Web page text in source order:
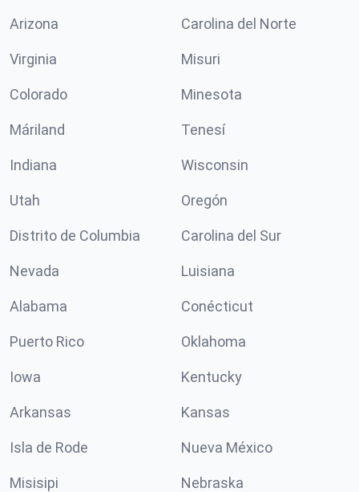
Arizona Carolina del Norte
Virginia Misuri
Colorado Minesota
Máriland Tenesí
Indiana Wisconsin
Utah Oregón
Distrito de Columbia Carolina del Sur
Nevada Luisiana
Alabama Conécticut
Puerto Rico Oklahoma
Iowa Kentucky
Arkansas Kansas
Isla de Rode Nueva México
Misisipi Nebraska